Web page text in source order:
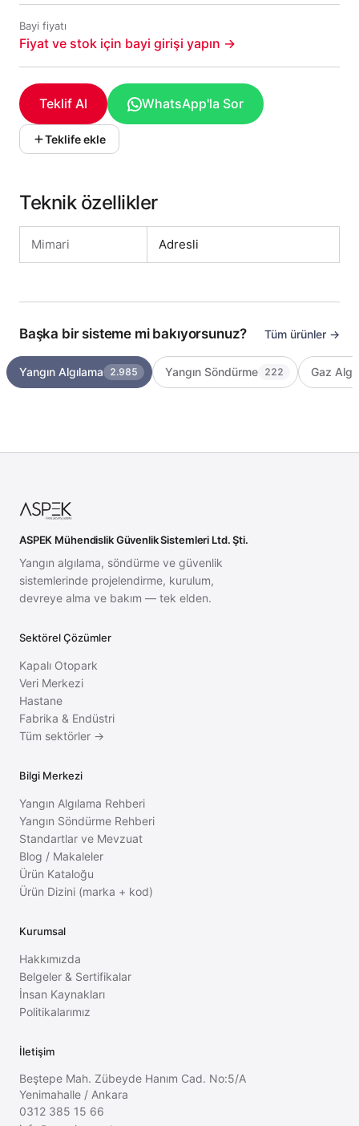
Bayi fiyatı
Fiyat ve stok için bayi girişi yapın →
Teklif Al WhatsApp'la Sor
Teklife ekle
Teknik özellikler
Mimari Adresli
Başka bir sisteme mi bakıyorsunuz? Tüm ürünler →
Yangın Algılama 2.985 Yangın Söndürme 222 Gaz
ASPEK Mühendislik Güvenlik Sistemleri Ltd. Şti.
Yangın algılama, söndürme ve güvenlik
sistemlerinde projelendirme, kurulum,
devreye alma ve bakım — tek elden.
Sektörel Çözümler
Kapalı Otopark
Veri Merkezi
Hastane
Fabrika & Endüstri
Tüm sektörler →
Bilgi Merkezi
Yangın Algılama Rehberi
Yangın Söndürme Rehberi
Standartlar ve Mevzuat
Blog / Makaleler
Ürün Kataloğu
Ürün Dizini (marka + kod)
Kurumsal
Hakkımızda
Belgeler & Sertifikalar
İnsan Kaynakları
Politikalarımız
İletişim
Beştepe Mah. Zübeyde Hanım Cad. No:5/A
Yenimahalle / Ankara
0312 385 15 66